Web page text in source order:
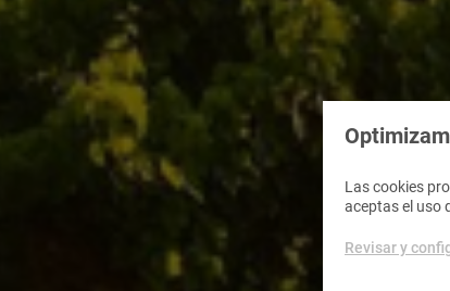
Las cookies
aceptas el uso
Revisar y